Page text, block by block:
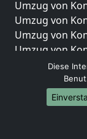
Umzug von
Umzug von
Umzug von
Umzug von
Umzug von
Umzug von
Umzug von
Umzug von
Umzüge-
Diese